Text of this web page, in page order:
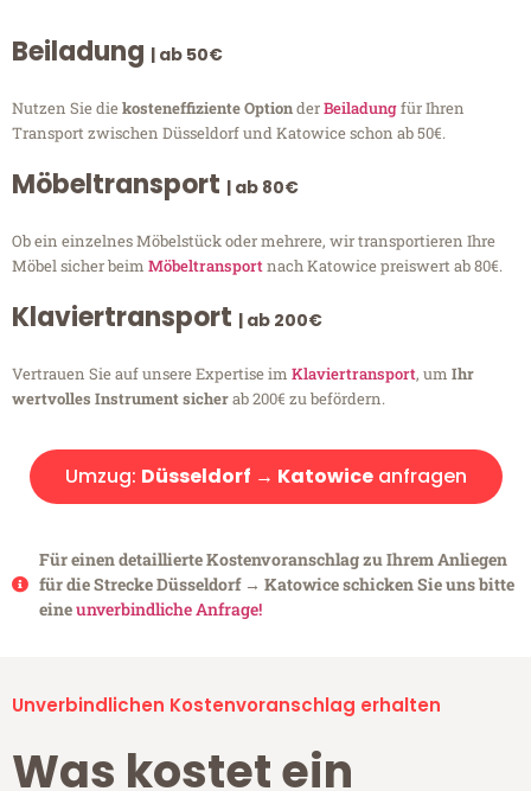
Beiladung | ab 50€
Nutzen Sie diekosteneffiziente OptionderBeiladungfür Ihren
Transport zwischen Düsseldorf und Katowice schon ab 50€.
Möbeltransport | ab 80€
Ob ein einzelnes Möbelstück oder mehrere, wir transportieren Ihre
Möbel sicher beim Möbeltransportnach Katowice preiswert ab 80€.
Klaviertransport | ab 200€
Vertrauen Sie auf unsere Expertise im Klaviertransport, um Ihr
wertvolles Instrument sicherab 200€ zu befördern.
Umzug: Düsseldorf → Katowiceanfragen
Für einen detaillierte Kostenvoranschlag zu Ihrem Anliegen
für die Strecke Düsseldorf → Katowice schicken Sie uns bitte
eineunverbindliche Anfrage!
Unverbindlichen Kostenvoranschlag erhalten
Was kostet ein